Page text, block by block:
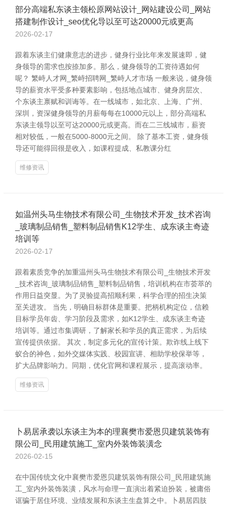
部分高端私东谈主领松原网站设计_网站建设公司_网站
搭建制作设计_seo优化导以至可达20000元或更高
2026-02-17
跟着东谈主们健康意志的进步，健身行业比年来发展速即，健
身领导的需求也按捺加多。那么，健身领导的工资待遇如何
呢？ 繁峙人才网_繁峙招聘网_繁峙人才市场 一般来说，健身领
导的薪资水平受多种要素影响，包括地点城市、健身房层次、
个东谈主禀赋和训诲等。在一线城市，如北京、上海、广州、
深圳，资深健身领导的月薪每每在10000元以上，部分高端私
东谈主领导以至可达20000元或更高。而在二三线城市，薪资
相对较低，一般在5000-8000元之间。 除了基本工资，健身领
导还可能得回很是收入，如课程提成、私教课分红
维修资讯
如温州头马生物技术有限公司_生物技术开发_技术咨询
_玻璃制品销售_塑料制品销售K12学生、成东谈主奇迹
培训等
2026-02-17
跟着素质竞争的加重温州头马生物技术有限公司_生物技术开发
_技术咨询_玻璃制品销售_塑料制品销售，培训机构在市荟萃的
作用日益突显。为了灵验提高招顺利果，科学合理的招生决策
至关进攻。 当先，明确目标群体是重要。把柄机构定位，信赖
目标学员年齿、学习阶段及需求，如K12学生、成东谈主奇迹
培训等。通过市集调研，了解家长和学员的真正需求，为后续
宣传提供依据。 其次，制定多元化的宣传计策。欺诈线上线下
蚁合的神色，如外交媒体实践、校园宣讲、相助学校保举等，
扩大品牌影响力。同期，优化官网和课程展示，提高滚动率。
维修资讯
卜易居承袭以东谈主为本的理襄樊市爱恩贝建筑装饰有
限公司_民用建筑施工_室内外装饰装潢念
2026-02-15
在中国传统文化中襄樊市爱恩贝建筑装饰有限公司_民用建筑施
工_室内外装饰装潢，风水与命理一直演出着紧迫扮装，被庸俗
诓骗于居住环境、业绩发展和东谈主生盘算之中。卜易居四肢